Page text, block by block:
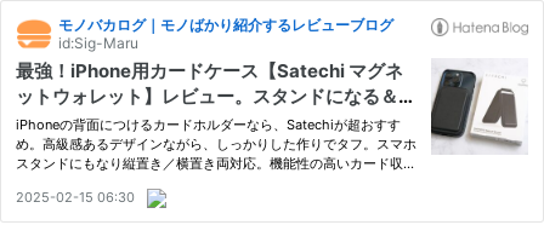
モノバカログ｜モノばかり紹介するレビューブログ
id:Sig-Maru
最強！iPhone用カードケース【Satechi マグネ
ットウォレット】レビュー。スタンドになる＆M
agSafe対応で落ちない！質感高くオシャレなカ
ード入れ
iPhoneの背面につけるカードホルダーなら、Satechiが超おすす
め。高級感あるデザインながら、しっかりした作りでタフ。スマホ
スタンドにもなり縦置き／横置き両対応。機能性の高いカード収納
2025-02-15 06:30